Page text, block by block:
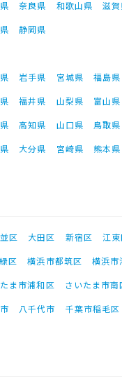
奈良県 和歌山県
滋
静岡県
岩手県 宮城県
福島県
福井県 山梨県
富山県
高知県 山口県 鳥取県
大分県 宮崎県 熊本県
区 大田区 新宿区 江
区 横浜市都筑区 横浜市
ま市浦和区 さいたま市南
八千代市 千葉市稲毛区